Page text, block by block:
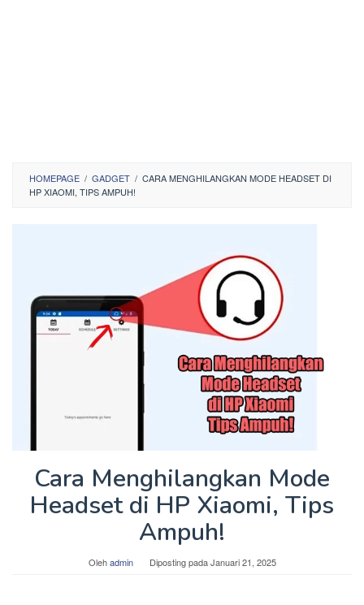
HOMEPAGE / GADGET / CARA MENGHILANGKAN MODE HEADSET DI
HP XIAOMI, TIPS AMPUH!
Cara Menghilangkan Mode
Headset di HP Xiaomi, Tips
Ampuh!
Olehadmin Diposting padaJanuari 21, 2025